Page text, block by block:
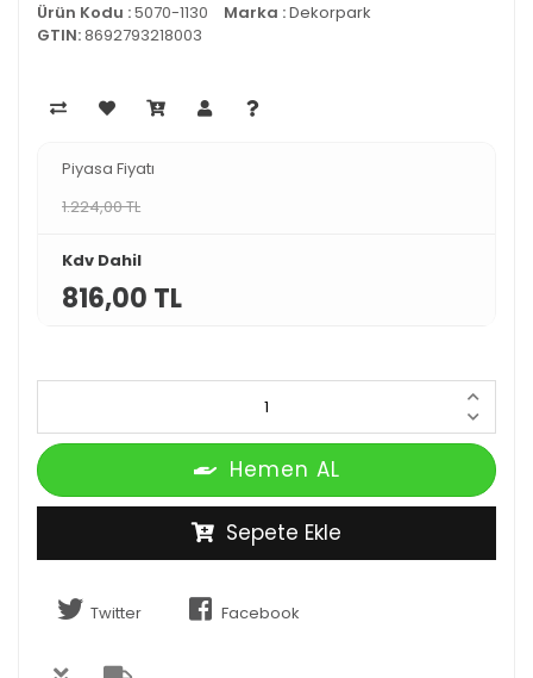
Ürün Kodu :5070-1130 Marka :Dekorpark
GTIN:8692793218003
Piyasa Fiyatı
1.224,00 TL
Kdv Dahil
816,00 TL
Hemen AL
Sepete Ekle
Twitter Facebook